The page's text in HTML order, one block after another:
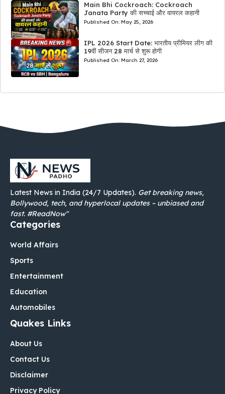
Main Bhi Cockroach: Cockroach
Janata Party की सच्चाई और वायरल कहानी
Published On: May 25, 2026
IPL 2026 Start Date: भारतीय प्रीमियर लीग की
19वीं सीजन 28 मार्च से शुरू होगी
Published On: March 27, 2026
Latest News in India (24/7 Updates). Get breaking news,
Bollywood, tech, and hyperlocal updates – unbiased and
fast. #ReadNow"
Categories
World Affairs
Sports
Entertainment
Education
Automobiles
Quakes Links
About Us
Contact Us
Disclaimer
Privacy Policy